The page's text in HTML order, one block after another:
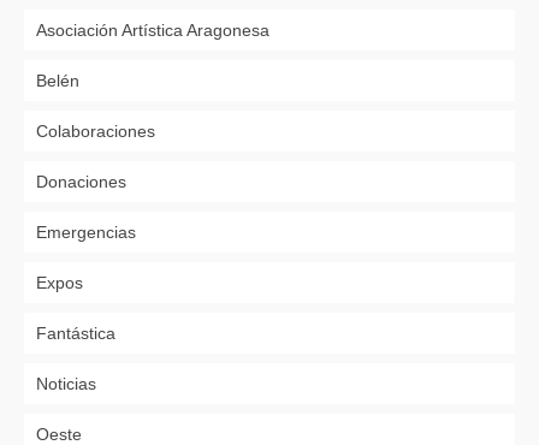
Asociación Artística Aragonesa
Belén
Colaboraciones
Donaciones
Emergencias
Expos
Fantástica
Noticias
Oeste